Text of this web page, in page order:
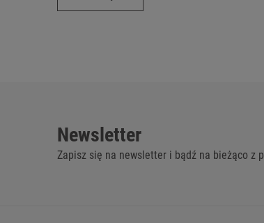
Newsletter
Zapisz się na newsletter i bądź na bieżąco z